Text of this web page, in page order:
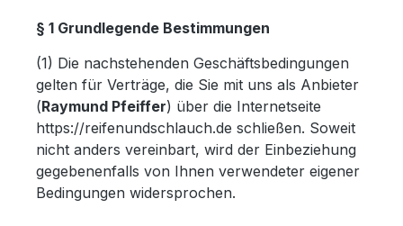
§ 1 Grundlegende Bestimmungen
(1) Die nachstehenden Geschäftsbedingungen
gelten für Verträge, die Sie mit uns als Anbieter
(Raymund Pfeiffer) über die Internetseite
https://reifenundschlauch.de schließen. Soweit
nicht anders vereinbart, wird der Einbeziehung
gegebenenfalls von Ihnen verwendeter eigener
Bedingungen widersprochen.